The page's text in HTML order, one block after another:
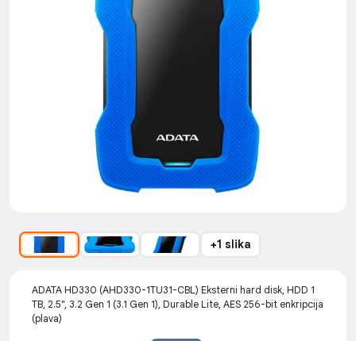
+1 slika
ADATA HD330 (AHD330-1TU31-CBL) Eksterni hard disk, HDD 1
TB, 2.5", 3.2 Gen 1 (3.1 Gen 1), Durable Lite, AES 256-bit enkripcija
(plava)